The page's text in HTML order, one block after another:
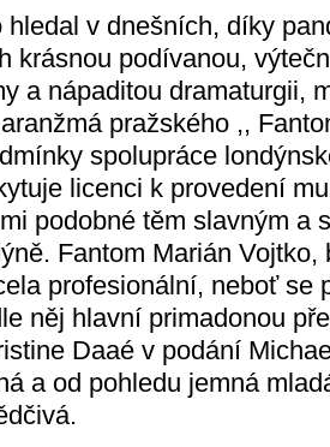
hledal v dnešních, díky
krásnou podívanou,
a nápaditou dramaturgii,
pražského ,,
spolupráce
licenci k provedení
podobné těm slavným a
Fantom Marián Vojtko,
profesionální, neboť se
něj hlavní primadonou
Daaé v podání
a od pohledu jemná